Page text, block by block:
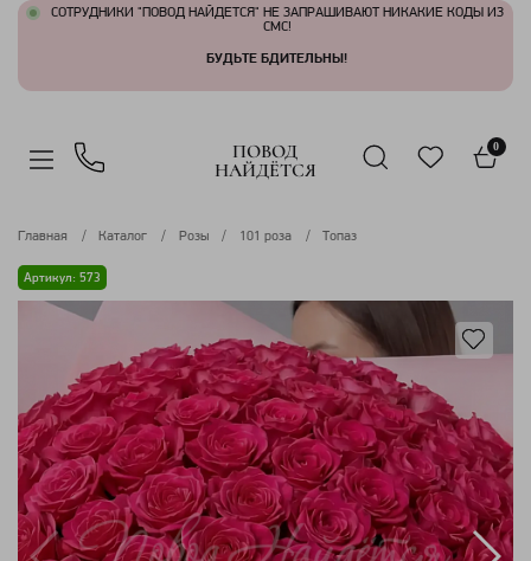
СОТРУДНИКИ "ПОВОД НАЙДЕТСЯ" НЕ ЗАПРАШИВАЮТ НИКАКИЕ КОДЫ ИЗ
СМС!
БУДЬТЕ БДИТЕЛЬНЫ!
ПОВОД
НАЙДЁТСЯ
0
Главная Каталог Розы 101 роза Топаз
Артикул: 573